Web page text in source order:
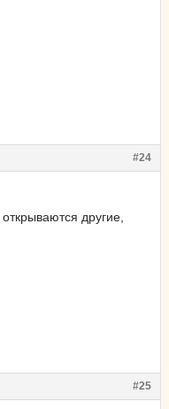
#24
другие,
#25